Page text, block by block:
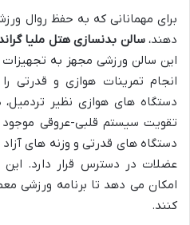
برای مهمانانی که به حفظ روال
دهند،سالن بدنسازی هتل ملیا
این سالن ورزشی مجهز به
انجام تمرینات هوازی و قدرتی
دستگاه های هوازی نظیر تردمیل،
تقویت سیستم قلبی-عروقی
دستگاه های قدرتی و وزنه های
عضلات در دسترس قرار دارد. این
امکان می دهد تا برنامه ورزشی
کنند.